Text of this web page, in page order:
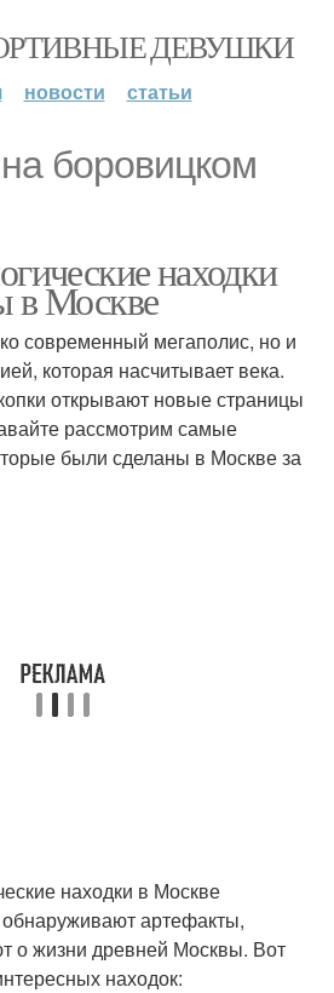
ДЕВУШКИ
новости статьи
боровицком
находки
в Москве
современный мегаполис, но и
которая насчитывает века.
открывают новые страницы
рассмотрим самые
были сделаны в Москве за
находки в Москве
артефакты,
о жизни древней Москвы. Вот
находок: